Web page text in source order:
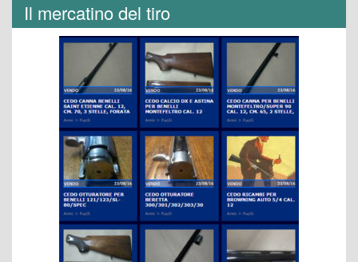
Il mercatino del tiro